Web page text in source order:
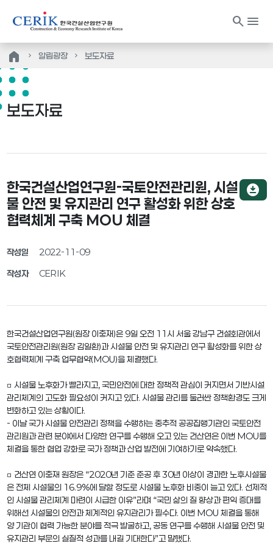
search menu
home 알림광장 보도자료
보도자료
한국건설산업연구원-국토안전관리원, 시설
물 안전 및 유지관리 연구 활성화 위한 상호
협력체계 구축 MOU 체결
작성일 2022-11-09
작성자 CERIK
download_for_offline
한국건설산업연구원(원장 이충재)은 9일 오전 11시 서울 강남구 건설회관에서
국토안전관리원(원장 김일환)과 시설물 안전 및 유지관리 연구 활성화를 위한 상
호협력체계 구축 업무협약(MOU)을 체결했다.
□ 시설물 노후화가 빨라지고, 국민안전에 대한 정책적 관심이 커지면서 기반시설
관리체계의 고도화 필요성이 커지고 있다. 시설물 관리를 둘러싼 정책환경도 크게
변화하고 있는 상황이다.
- 이날 국가 시설물 안전관리 정책을 수행하는 중추적 공공집행기관인 국토안전
관리원과 관련 분야에서 다양한 연구를 수행해 오고 있는 건산연은 이번 MOU를
체결을 통한 협업 강화로 국가 정책과 산업 발전에 기여하기로 약속했다.
□ 건산연 이충재 원장은 “2020년 기준 준공 후 30년 이상이 경과한 노후시설물
은 전체 시설물의 16.9%에 달할 정도로 시설물 노후화 비중이 늘고 있다. 선제적
인 시설물 관리체계 마련이 시급한 이유”라며 “국민 삶의 질 향상과 편익 증대를
위해선 시설물의 안전과 체계적인 유지관리가 필수다. 이번 MOU 체결을 통해
양 기관이 협력 가능한 분야를 적극 발굴하고, 공동 연구를 수행해 시설물 안전 및
유지관리 부문의 실질적 성과를 내길 기대한다”고 말했다.